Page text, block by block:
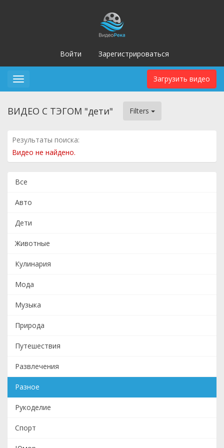
Войти Зарегистрироваться
Загрузить видео
Toggle
ВИДЕО С ТЭГОМ "дети" Filters
Результаты поиска:
Видео не найдено.
Все
Авто
Дети
Животные
Кулинария
Мода
Музыка
Природа
Путешествия
Развлечения
Разное
Рукоделие
Спорт